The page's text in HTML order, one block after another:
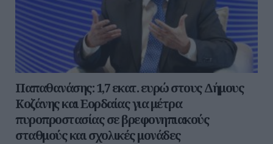
Παπαθανάσης: 1,7 εκατ. ευρώ στους Δήμους
Κοζάνης και Εορδαίας για μέτρα
πυροπροστασίας σε βρεφονηπιακούς
σταθμούς και σχολικές μονάδες